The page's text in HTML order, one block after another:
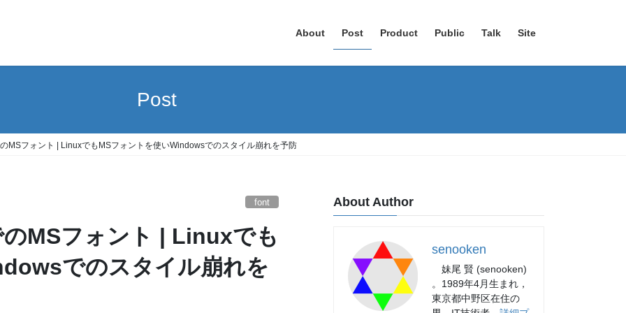
About Post Product Public Talk Site
Post
MSフォント | LinuxでもMSフォントを使いWindowsでのスタイル崩れを予防
font
でのスタイル崩れを
About Author
senooken
妹尾 賢 (senooken)
。1989年4月生まれ，
東京都中野区在住の